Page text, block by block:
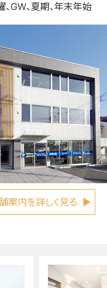
、GW、夏期、年末年始
案内を詳しく見る